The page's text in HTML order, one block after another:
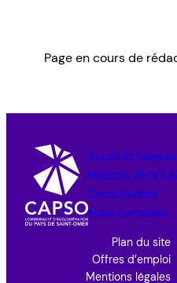
Page en cours de
Accès et horaires
Maisons de la
Consultations
Nous contacter
Plan du site
Offres d’emploi
Mentions légales